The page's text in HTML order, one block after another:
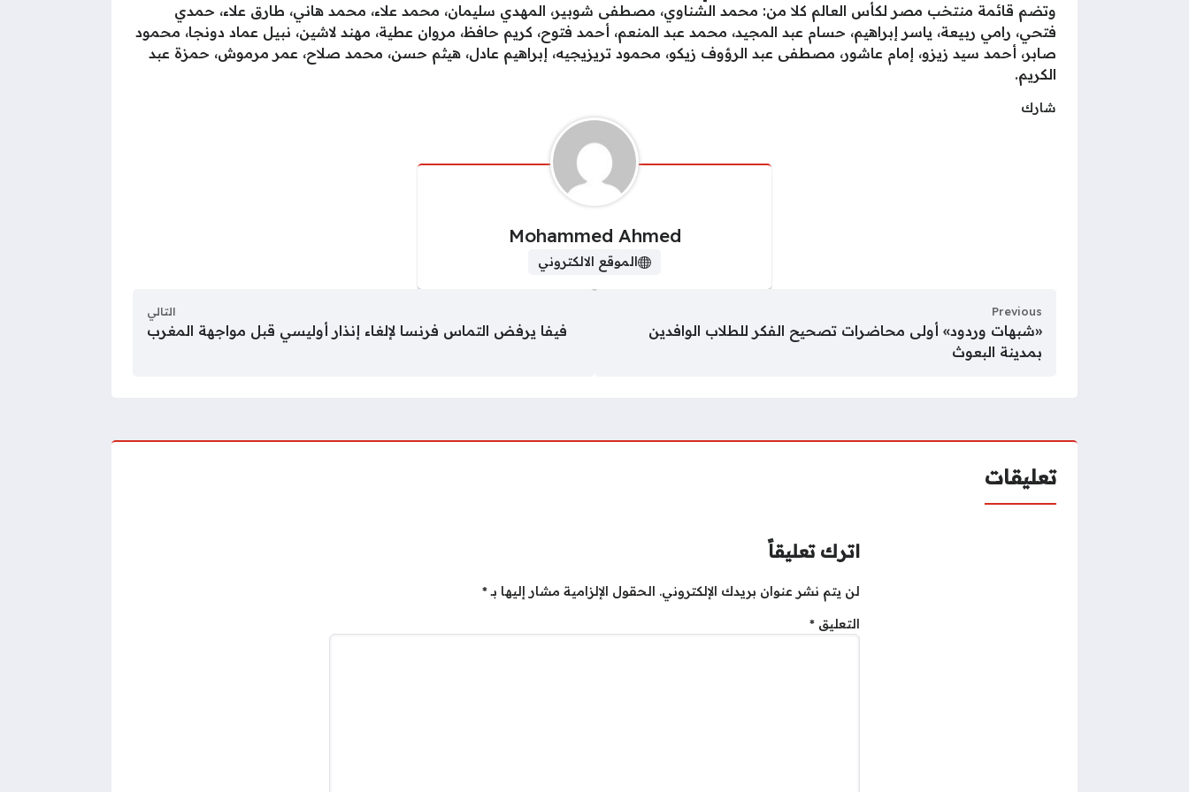
وتضم قائمة منتخب مصر لكأس العالم كلا من: محمد الشناوي، مصطفى شوبير، المهدي سليمان، محمد علاء، محمد هاني، طارق علاء، حمدي
فتحي، رامي ربيعة، ياسر إبراهيم، حسام عبد المجيد، محمد عبد المنعم، أحمد فتوح، كريم حافظ، مروان عطية، مهند لاشين، نبيل عماد دونجا، محمود
صابر، أحمد سيد زيزو، إمام عاشور، مصطفى عبد الرؤوف زيكو، محمود تريزيجيه، إبراهيم عادل، هيثم حسن، محمد صلاح، عمر مرموش، حمزة عبد
الكريم.
شارك
Mohammed Ahmed
الموقع الالكتروني
Previous
«شبهات وردود» أولى محاضرات تصحيح الفكر للطلاب الوافدين
بمدينة البعوث
التالي
فيفا يرفض التماس فرنسا لإلغاء إنذار أوليسي قبل مواجهة المغرب
تعليقات
اترك تعليقاً
لن يتم نشر عنوان بريدك الإلكتروني. الحقول الإلزامية مشار إليها بـ*
التعليق *